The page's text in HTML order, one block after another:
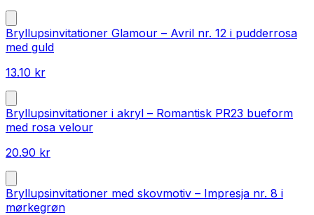
Bryllupsinvitationer Glamour – Avril nr. 12 i pudderrosa
med guld
13.10 kr
Bryllupsinvitationer i akryl – Romantisk PR23 bueform
med rosa velour
20.90 kr
Bryllupsinvitationer med skovmotiv – Impresja nr. 8 i
mørkegrøn